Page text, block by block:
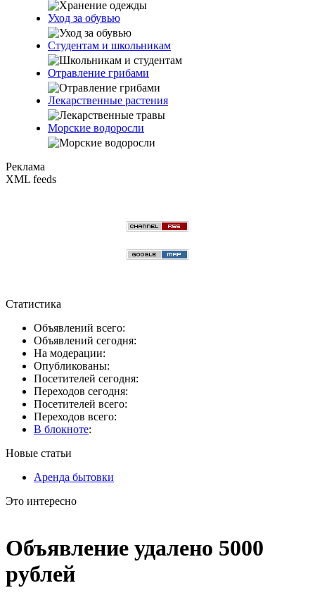
Уход за обувью
Студентам и школьникам
Отравление грибами
Лекарственные растения
Морские водоросли
Реклама
XML feeds
Статистика
Объявлений всего:
Объявлений сегодня:
На модерации:
Опубликованы:
Посетителей сегодня:
Переходов сегодня:
Посетителей всего:
Переходов всего:
В блокноте:
Новые статьи
Аренда бытовки
Это интересно
Объявление удалено 5000
рублей